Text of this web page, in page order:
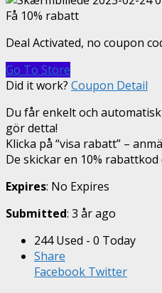
Få 10% rabatt
Deal Activated, no coupon
Go To Store
Did it work? Coupon Detail
Du får enkelt och
gör detta!
Klicka på “visa rabatt” –
De skickar en 10%
Expires: No Expires
Submitted: 3 år ago
244 Used - 0 Today
Share
Facebook Twitter